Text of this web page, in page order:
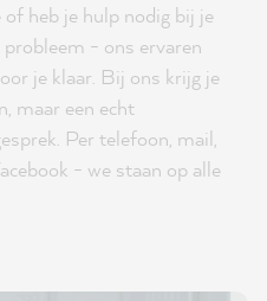
heb je hulp nodig bij je
- ons ervaren
je klaar. Bij ons krijg je
maar een echt
Per telefoon, mail,
- we staan op alle